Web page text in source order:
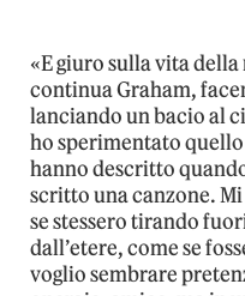
«E giuro sulla vita
continua Graham,
lanciando un bacio al
ho sperimentato
hanno descritto
scritto una canzone.
se stessero tirando
dall’etere, come se
voglio sembrare